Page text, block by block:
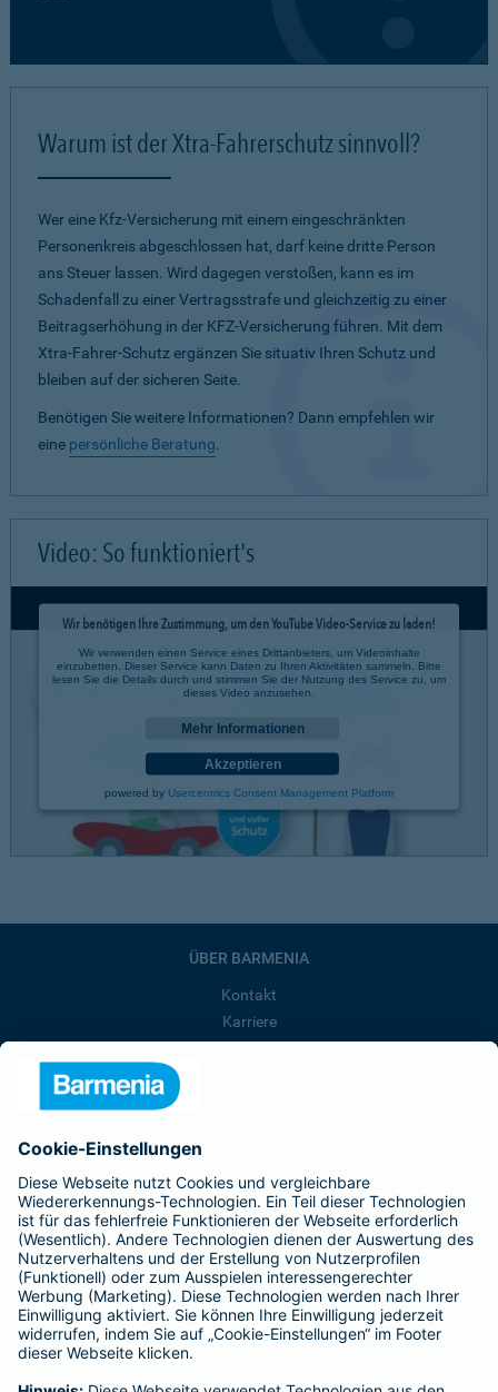
Warum ist der Xtra-Fahrerschutz sinnvoll?
Wer eine Kfz-Versicherung mit einem eingeschränkten
Personenkreis abgeschlossen hat, darf keine dritte Person
ans Steuer lassen. Wird dagegen verstoßen, kann es im
Schadenfall zu einer Vertragsstrafe und gleichzeitig zu einer
Beitragserhöhung in der KFZ-Versicherung führen. Mit dem
Xtra-Fahrer-Schutz ergänzen Sie situativ Ihren Schutz und
bleiben auf der sicheren Seite.
Benötigen Sie weitere Informationen? Dann empfehlen wir
eine persönliche Beratung.
Video: So funktioniert's
Wir benötigen Ihre Zustimmung, um den YouTube Video-Service zu laden!
Wir verwenden einen Service eines Drittanbieters, um Videoinhalte
einzubetten. Dieser Service kann Daten zu Ihren Aktivitäten sammeln. Bitte
lesen Sie die Details durch und stimmen Sie der Nutzung des Service zu, um
dieses Video anzusehen.
Mehr Informationen
Akzeptieren
powered by Usercentrics Consent Management Platform
ÜBER BARMENIA
Kontakt
Karriere
Barmenia ist Teil der BarmeniaGothaer
BELIEBTE SEITEN
Kranken-Zusatzversicherung
Tierversicherungen
Haftpflichtversicherung
Hausratversicherung